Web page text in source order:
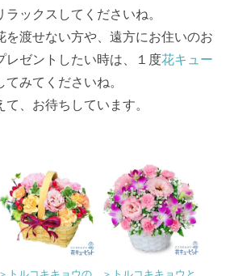
ックスしてくださいね。
を渡せない方や、遠方にお住いのお
レゼントしたい時は、１度花キュー
てみてくださいね。
、お待ちしています。